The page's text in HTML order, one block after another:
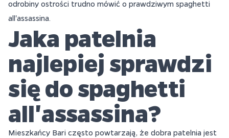
odrobiny ostrości trudno mówić o prawdziwym spaghetti
all'assassina.
Jaka patelnia
najlepiej sprawdzi
się do spaghetti
all'assassina?
Mieszkańcy Bari często powtarzają, że dobra patelnia jest